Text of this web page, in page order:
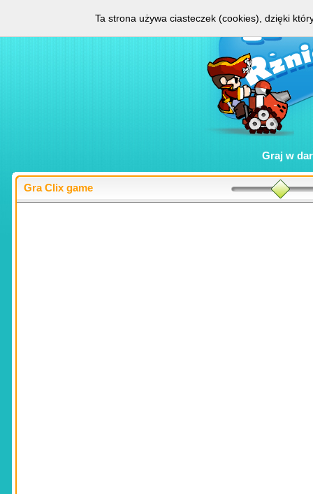
Graj w
Gra Clix game
Ta strona używa ciasteczek (cookies), dzięki